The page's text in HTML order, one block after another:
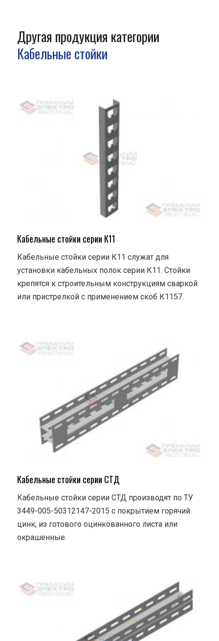
Другая продукция категории
Кабельные стойки
Кабельные стойки серии К11
Кабельные стойки серии К11 служат для
установки кабельных полок серии К11. Стойки
крепятся к строительным конструкциям сваркой
или пристрелкой с применением скоб К1157.
Кабельные стойки серии СТД
Кабельные стойки серии СТД производят по ТУ
3449-005-50312147-2015 с покрытием горячий
цинк, из готового оцинкованного листа или
окрашенные.